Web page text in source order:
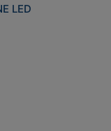
LED